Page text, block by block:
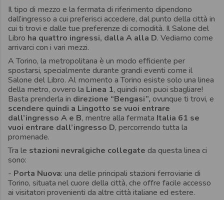
Il tipo di mezzo e la fermata di riferimento dipendono
dall’ingresso a cui preferisci accedere, dal punto della città in
cui ti trovi e dalle tue preferenze di comodità. Il Salone del
Libro ha quattro ingressi, dalla A alla D. Vediamo come
arrivarci con i vari mezzi.
A Torino, la metropolitana è un modo efficiente per
spostarsi, specialmente durante grandi eventi come il
Salone del Libro. Al momento a Torino esiste solo una linea
della metro, ovvero la Linea 1, quindi non puoi sbagliare!
Basta prenderla in direzione “Bengasi”, ovunque ti trovi, e
scendere quindi a Lingotto se vuoi entrare
dall’ingresso A e B, mentre alla fermata Italia 61 se
vuoi entrare dall’ingresso D, percorrendo tutta la
promenade.
Tra le stazioni nevralgiche collegate da questa linea ci
sono:
- Porta Nuova: una delle principali stazioni ferroviarie di
Torino, situata nel cuore della città, che offre facile accesso
ai visitatori provenienti da altre città italiane ed estere.